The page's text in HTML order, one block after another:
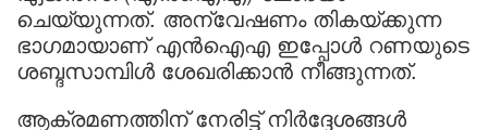
ചെയ്യുന്നത്. അന്വേഷണം തികയ്ക്കുന്ന
ഭാഗമായാണ് എന്‍ഐഎ ഇപ്പോള്‍ റണയുടെ
ശബ്ദസാമ്പിള്‍ ശേഖരിക്കാന്‍ നീങ്ങുന്നത്.
ആക്രമണത്തിന് നേരിട്ട് നിര്‍ദ്ദേശങ്ങള്‍